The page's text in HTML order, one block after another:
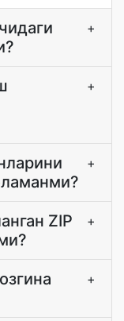
+
+
+
ZIP
+
+